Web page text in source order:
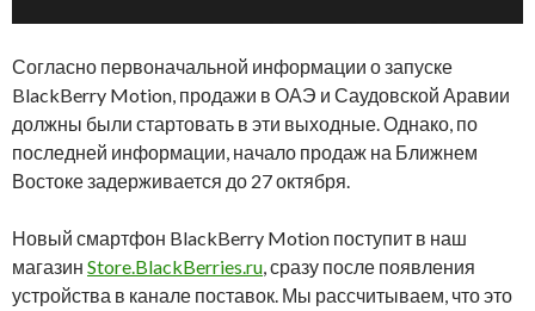
Согласно первоначальной информации о запуске
BlackBerry Motion, продажи в ОАЭ и Саудовской Аравии
должны были стартовать в эти выходные. Однако, по
последней информации, начало продаж на Ближнем
Востоке задерживается до 27 октября.
Новый смартфон BlackBerry Motion поступит в наш
магазин Store.BlackBerries.ru, сразу после появления
устройства в канале поставок. Мы рассчитываем, что это